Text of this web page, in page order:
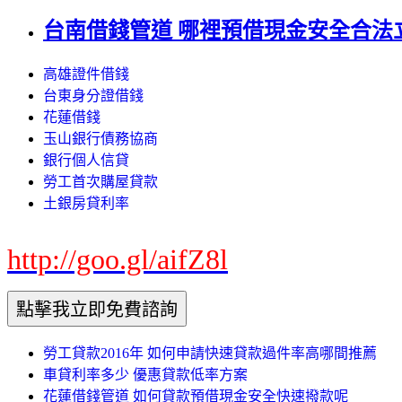
台南借錢管道 哪裡預借現金安全合法
高雄證件借錢
台東身分證借錢
花蓮借錢
玉山銀行債務協商
銀行個人信貸
勞工首次購屋貸款
土銀房貸利率
http://goo.gl/aifZ8l
勞工貸款2016年 如何申請快速貸款過件率高哪間推薦
車貸利率多少 優惠貸款低率方案
花蓮借錢管道 如何貸款預借現金安全快速撥款呢